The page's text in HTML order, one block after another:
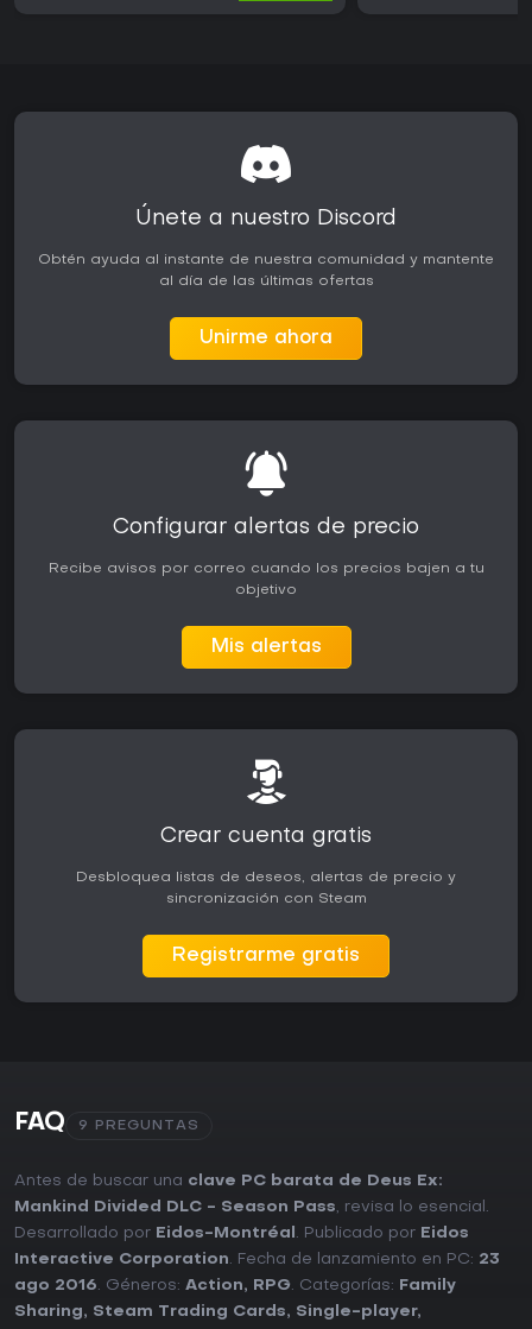
Únete a nuestro Discord
Obtén ayuda al instante de nuestra comunidad y mantente
al día de las últimas ofertas
Unirme ahora
Configurar alertas de precio
Recibe avisos por correo cuando los precios bajen a tu
objetivo
Mis alertas
Crear cuenta gratis
Desbloquea listas de deseos, alertas de precio y
sincronización con Steam
Registrarme gratis
FAQ 9 PREGUNTAS
Antes de buscar una clave PC barata de Deus Ex:
Mankind Divided DLC - Season Pass, revisa lo esencial.
Desarrollado por Eidos-Montréal . Publicado por Eidos
Interactive Corporation. Fecha de lanzamiento en PC: 23
ago 2016. Géneros: Action, RPG. Categorías:
Family
Sharing, Steam Trading Cards, Single-player,